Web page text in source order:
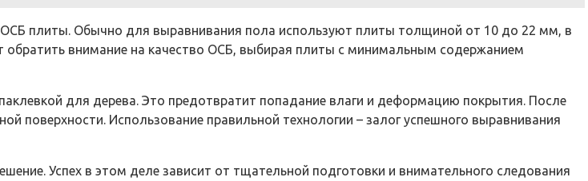
плиты. Обычно для выравнивания пола используют плиты толщиной от 10 до 22 мм, в
обратить внимание на качество ОСБ, выбирая плиты с минимальным содержанием
для дерева. Это предотвратит попадание влаги и деформацию покрытия. После
Использование правильной технологии – залог успешного выравнивания
Успех в этом деле зависит от тщательной подготовки и внимательного следования